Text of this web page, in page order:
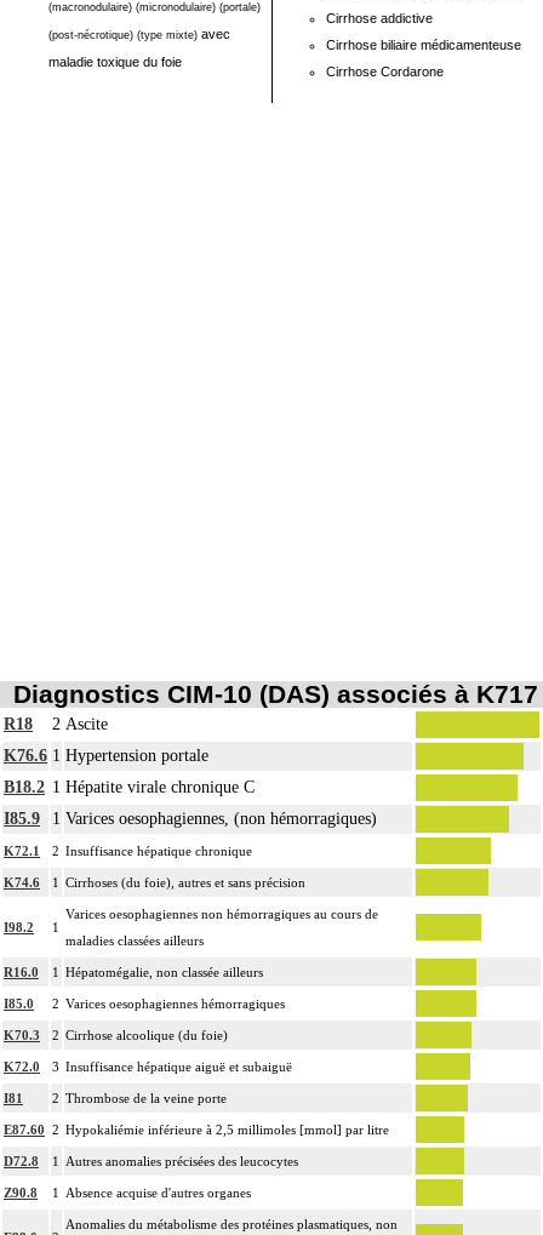
(macronodulaire) (micronodulaire) (portale)
(post-nécrotique) (type mixte) avec
maladie toxique du foie
Cirrhose addictive
Cirrhose biliaire médicamenteuse
Cirrhose Cordarone
Diagnostics CIM-10 (DAS) associés à K717
R18 2 Ascite
K76.6 1 Hypertension portale
B18.2 1 Hépatite virale chronique C
I85.9
1 Varices oesophagiennes, (non hémorragiques)
K72.1 2 Insuffisance hépatique chronique
K74.6 1 Cirrhoses (du foie), autres et sans précision
I98.2 1
Varices oesophagiennes non hémorragiques au cours de
maladies classées ailleurs
R16.0 1 Hépatomégalie, non classée ailleurs
I85.0 2 Varices oesophagiennes hémorragiques
K70.3 2 Cirrhose alcoolique (du foie)
K72.0 3 Insuffisance hépatique aiguë et subaiguë
I81 2 Thrombose de la veine porte
E87.60 2 Hypokaliémie inférieure à 2,5 millimoles [mmol] par litre
D72.8 1 Autres anomalies précisées des leucocytes
Z90.8 1 Absence acquise d'autres organes
Anomalies du métabolisme des protéines plasmatiques, non